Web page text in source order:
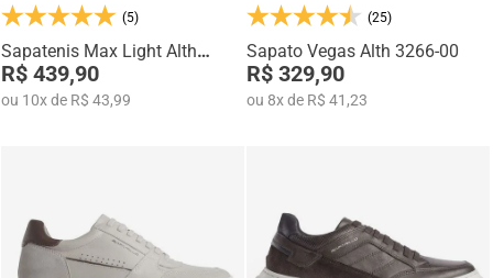
(5)
Sapatenis Max Light Alth
3753-04
R$ 439,90
ou 10xde R$ 43,99
(25)
Sapato Vegas Alth 3266-00
R$ 329,90
ou 8xde R$ 41,23